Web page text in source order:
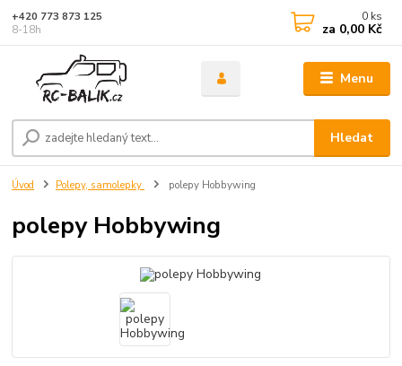
Menu
Hledat
+420 773 873 125
8-18h
0 ks
za 0,00 Kč
Úvod Polepy, samolepky polepy Hobbywing
polepy Hobbywing